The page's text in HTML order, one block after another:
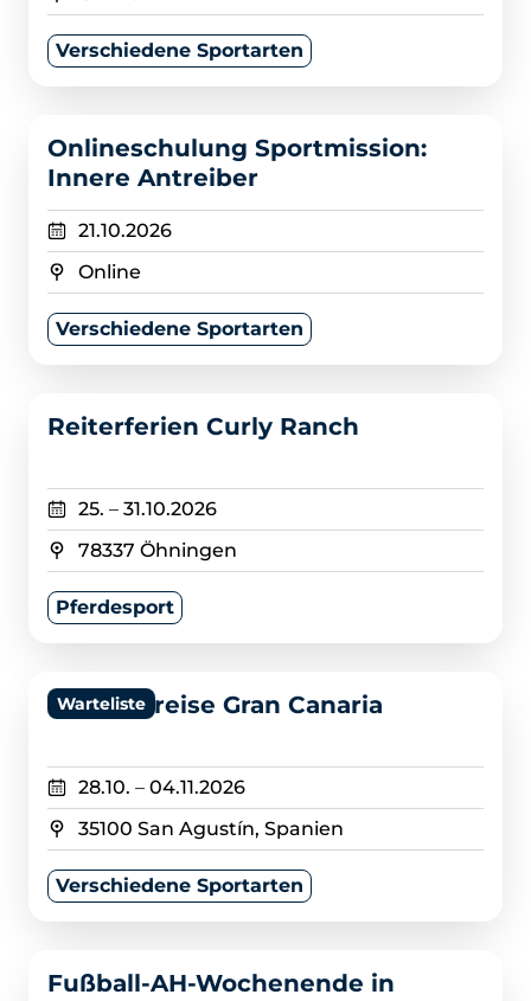
Verschiedene Sportarten
Onlineschulung Sportmission:
Innere Antreiber
21.10.2026
Online
Verschiedene Sportarten
Reiterferien Curly Ranch
25. – 31.10.2026
78337 Öhningen
Pferdesport
Warteliste
Rennradreise Gran Canaria
28.10. – 04.11.2026
35100 San Agustín, Spanien
Verschiedene Sportarten
Fußball-AH-Wochenende in